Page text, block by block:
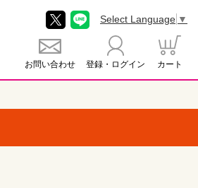
お問い合わせ 登録・ログイン カート
Select Language ▼